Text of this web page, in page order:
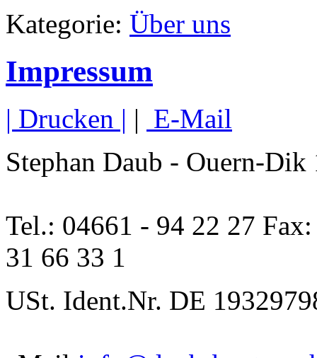
Kategorie: Über uns
Impressum
| Drucken | | E-Mail
Stephan Daub - Ouern-
Tel.: 04661 - 94 22 27
31 66 33 1
USt. Ident.Nr. DE